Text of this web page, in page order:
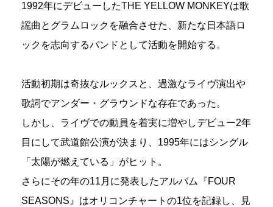
1992年にデビューしたTHE YELLOW MONKEYは歌
謡曲とグラムロックを融合させた、新たな日本語ロ
ックを志向するバンドとして活動を開始する。
活動初期は奇抜なルックスと、過激なライヴ演出や
歌詞でアンダー・グラウンドな存在であった。
しかし、ライヴでの動員を着実に増やしデビュー2年
目にして武道館公演が決まり、1995年にはシングル
「太陽が燃えている」がヒット。
さらにその年の11月に発表したアルバム『FOUR
SEASONS』はオリコンチャートの1位を記録し、見